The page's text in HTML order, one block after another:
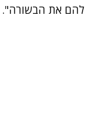
להם את הבשורה".